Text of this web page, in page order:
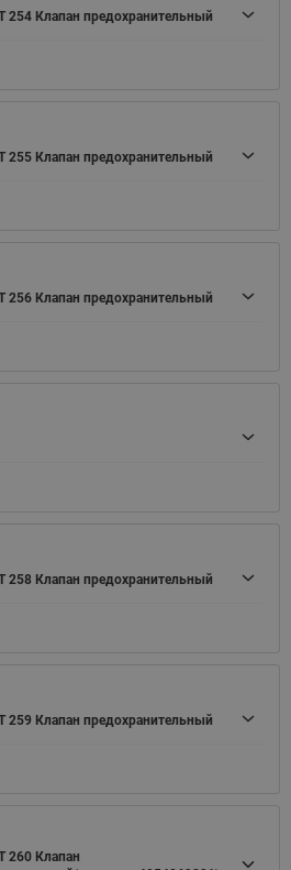
254 Клапан предохранительный
255 Клапан предохранительный
256 Клапан предохранительный
258 Клапан предохранительный
259 Клапан предохранительный
260 Клапан